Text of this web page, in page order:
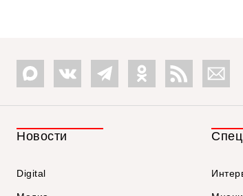
Новости
Digital